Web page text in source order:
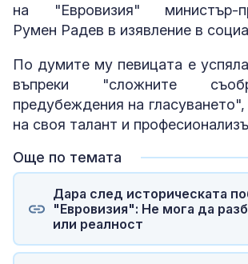
на "Евровизия" министър-
Румен Радев в изявление в
По думите му певицата е
въпреки "сложните
предубеждения на
на своя талант и
Още по темата
Дара след историческата
"Евровизия": Не мога да
или реалност